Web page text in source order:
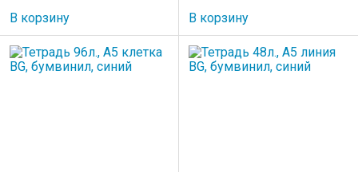
В корзину
В корзину